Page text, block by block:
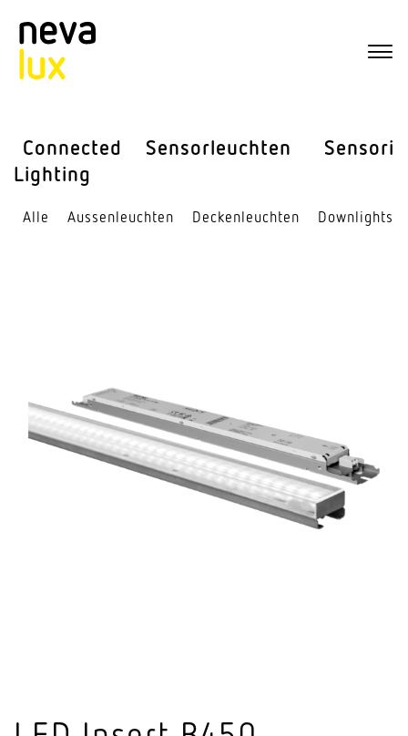
Connected
Lighting
Sensor­leuchten Sensorik
Alle Aussen­leuchten Decken­leuchten Down­lights